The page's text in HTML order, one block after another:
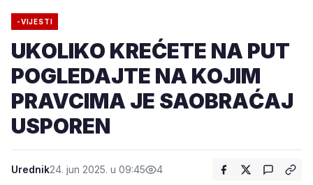
-VIJESTI
UKOLIKO KREĆETE NA PUT
POGLEDAJTE NA KOJIM
PRAVCIMA JE SAOBRAĆAJ
USPOREN
Urednik24. jun 2025. u 09:45 4